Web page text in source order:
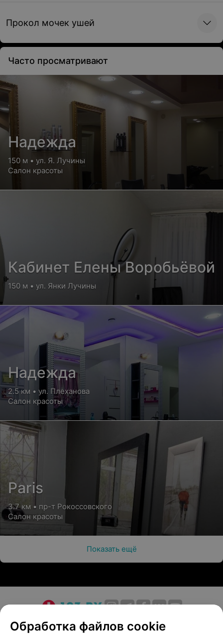
Прокол мочек ушей
Часто просматривают
Надежда
150 м • ул. Я. Лучины
Салон красоты
Кабинет Елены Воробьёвой
150 м • ул. Янки Лучины
Надежда
2.5 км • ул. Плеханова
Салон красоты
Paris
3.7 км • пр-т Рокоссовского
Салон красоты
Показать ещё
О проекте Новости проекта
Размещение рекламы
Обработка файлов cookie